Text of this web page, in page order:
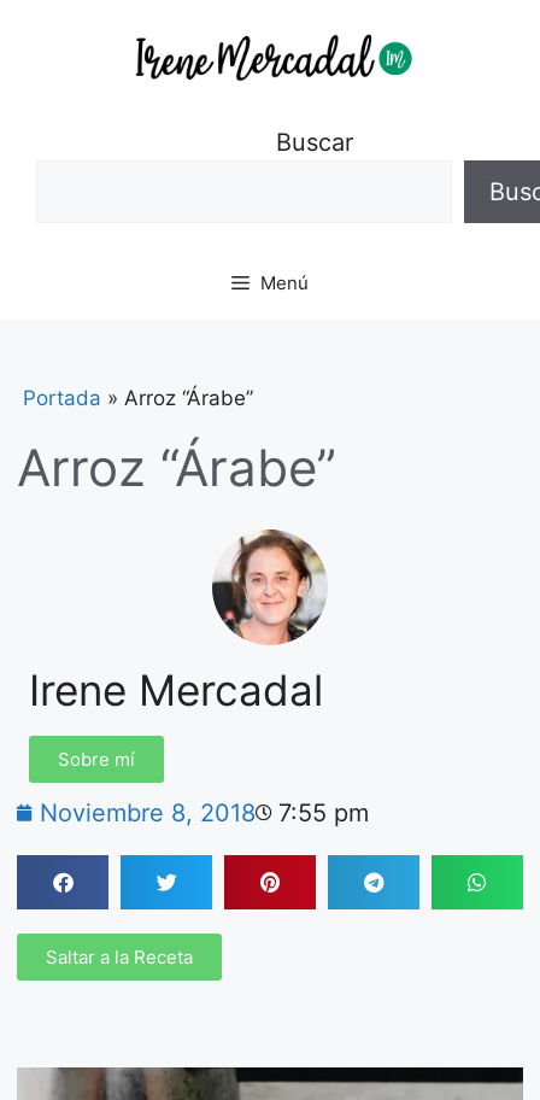
Buscar
Menú
Portada » Arroz “Árabe”
Arroz “Árabe”
Irene Mercadal
Sobre mí
Noviembre 8, 2018 7:55 pm
Saltar a la Receta